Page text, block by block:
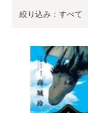
絞り込み：すべて